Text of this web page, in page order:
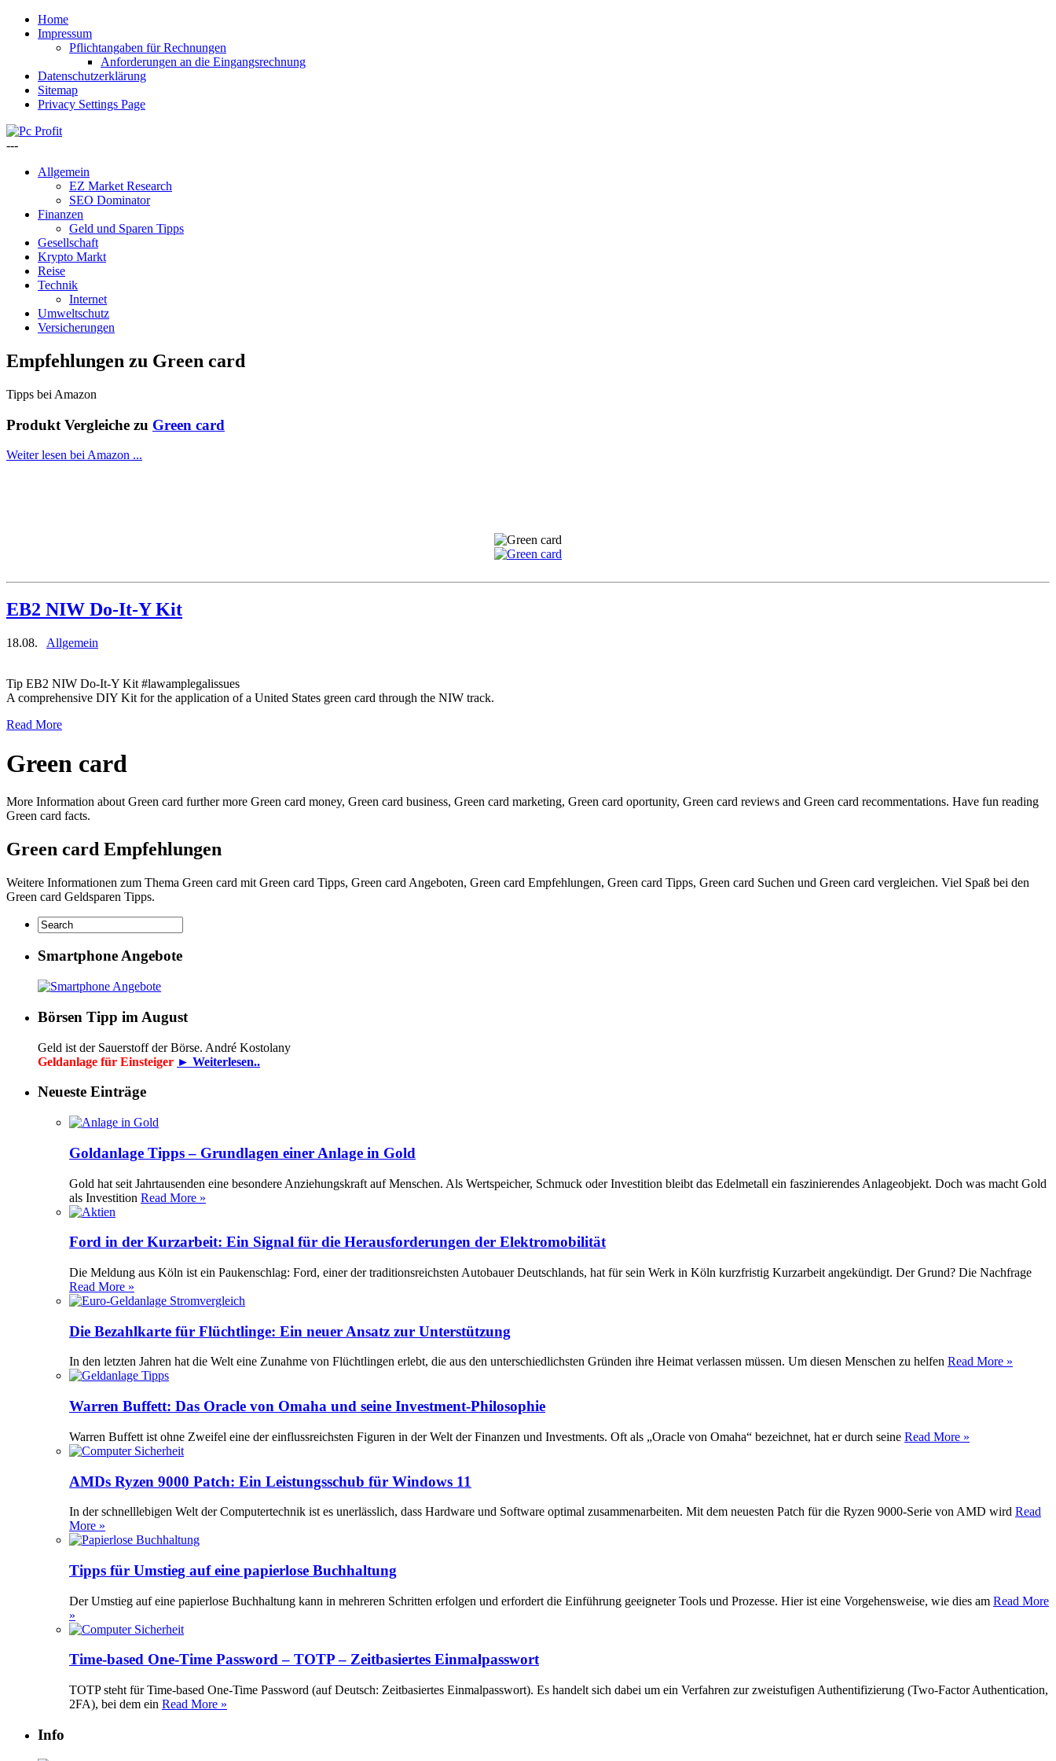
Home
Impressum
Pflichtangaben für Rechnungen
Anforderungen an die Eingangsrechnung
Datenschutzerklärung
Sitemap
Privacy Settings Page
---
Allgemein
EZ Market Research
SEO Dominator
Finanzen
Geld und Sparen Tipps
Gesellschaft
Krypto Markt
Reise
Technik
Internet
Umweltschutz
Versicherungen
Empfehlungen zu Green card
Tipps bei Amazon
Produkt Vergleiche zu Green card
Weiter lesen bei Amazon ...
EB2 NIW Do-It-Y Kit
18.08. Allgemein
Tip EB2 NIW Do-It-Y Kit #lawamplegalissues
A comprehensive DIY Kit for the application of a United States green card through the NIW track.
Read More
Green card
More Information about Green card further more Green card money, Green card business, Green card marketing, Green card oportunity, Green card reviews and Green card recommentations. Have fun reading
Green card facts.
Green card Empfehlungen
Weitere Informationen zum Thema Green card mit Green card Tipps, Green card Angeboten, Green card Empfehlungen, Green card Tipps, Green card Suchen und Green card vergleichen. Viel Spaß bei den
Green card Geldsparen Tipps.
Smartphone Angebote
Börsen Tipp im August
Geld ist der Sauerstoff der Börse. André Kostolany
Geldanlage für Einsteiger ► Weiterlesen..
Neueste Einträge
Goldanlage Tipps – Grundlagen einer Anlage in Gold
Gold hat seit Jahrtausenden eine besondere Anziehungskraft auf Menschen. Als Wertspeicher, Schmuck oder Investition bleibt das Edelmetall ein faszinierendes Anlageobjekt. Doch was macht Gold
als Investition Read More »
Ford in der Kurzarbeit: Ein Signal für die Herausforderungen der Elektromobilität
Die Meldung aus Köln ist ein Paukenschlag: Ford, einer der traditionsreichsten Autobauer Deutschlands, hat für sein Werk in Köln kurzfristig Kurzarbeit angekündigt. Der Grund? Die Nachfrage
Read More »
Die Bezahlkarte für Flüchtlinge: Ein neuer Ansatz zur Unterstützung
In den letzten Jahren hat die Welt eine Zunahme von Flüchtlingen erlebt, die aus den unterschiedlichsten Gründen ihre Heimat verlassen müssen. Um diesen Menschen zu helfen Read More »
Warren Buffett: Das Oracle von Omaha und seine Investment-Philosophie
Warren Buffett ist ohne Zweifel eine der einflussreichsten Figuren in der Welt der Finanzen und Investments. Oft als „Oracle von Omaha“ bezeichnet, hat er durch seine Read More »
AMDs Ryzen 9000 Patch: Ein Leistungsschub für Windows 11
In der schnelllebigen Welt der Computertechnik ist es unerlässlich, dass Hardware und Software optimal zusammenarbeiten. Mit dem neuesten Patch für die Ryzen 9000-Serie von AMD wird Read
More »
Tipps für Umstieg auf eine papierlose Buchhaltung
Der Umstieg auf eine papierlose Buchhaltung kann in mehreren Schritten erfolgen und erfordert die Einführung geeigneter Tools und Prozesse. Hier ist eine Vorgehensweise, wie dies am Read More
»
Time-based One-Time Password – TOTP – Zeitbasiertes Einmalpasswort
TOTP steht für Time-based One-Time Password (auf Deutsch: Zeitbasiertes Einmalpasswort). Es handelt sich dabei um ein Verfahren zur zweistufigen Authentifizierung (Two-Factor Authentication,
2FA), bei dem ein Read More »
Info